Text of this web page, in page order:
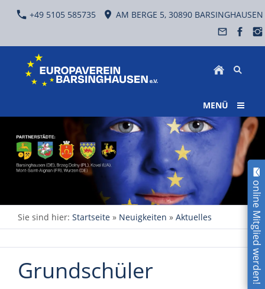
+49 5105 585735 AM BERGE 5, 30890 BARSINGHAUSEN
MENÜ
Sie sind hier: Startseite » Neuigkeiten » Aktuelles
Grundschüler
online Mitglied werden!